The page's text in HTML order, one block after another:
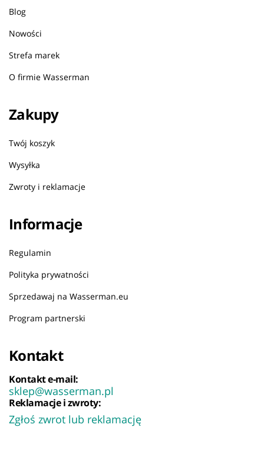
Blog
Nowości
Strefa marek
O firmie Wasserman
Zakupy
Twój koszyk
Wysyłka
Zwroty i reklamacje
Informacje
Regulamin
Polityka prywatności
Sprzedawaj na Wasserman.eu
Program partnerski
Kontakt
Kontakt e-mail:
sklep@wasserman.pl
Reklamacje i zwroty:
Zgłoś zwrot lub reklamację